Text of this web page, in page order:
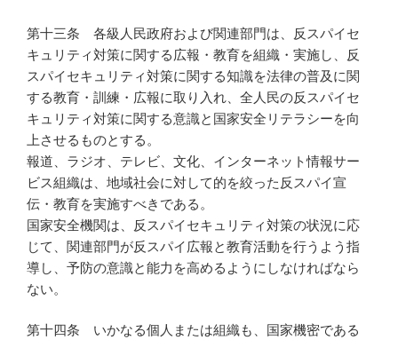
第十三条 各級人民政府および関連部門は、反スパイセ
キュリティ対策に関する広報・教育を組織・実施し、反
スパイセキュリティ対策に関する知識を法律の普及に関
する教育・訓練・広報に取り入れ、全人民の反スパイセ
キュリティ対策に関する意識と国家安全リテラシーを向
上させるものとする。
報道、ラジオ、テレビ、文化、インターネット情報サー
ビス組織は、地域社会に対して的を絞った反スパイ宣
伝・教育を実施すべきである。
国家安全機関は、反スパイセキュリティ対策の状況に応
じて、関連部門が反スパイ広報と教育活動を行うよう指
導し、予防の意識と能力を高めるようにしなければなら
ない。
第十四条 いかなる個人または組織も、国家機密である